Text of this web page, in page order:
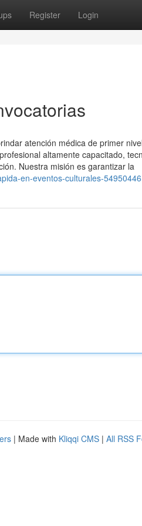
Register Login
atención médica de primer
altamente capacitado,
Nuestra misión es garantizar la
en-eventos-culturales-54950446
| Made with Kliqqi CMS | All RSS